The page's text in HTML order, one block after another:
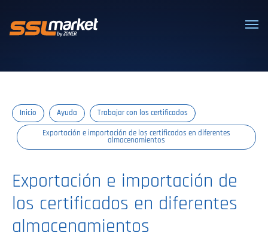
Certificados SSL/TLS confiables
Inicio Ayuda Trabajar con los certificados
Exportación e importación de los certificados en diferentes
almacenamientos
Exportación e importación de
los certificados en diferentes
almacenamientos